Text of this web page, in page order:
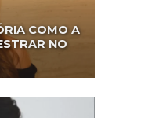
COMO A
NO